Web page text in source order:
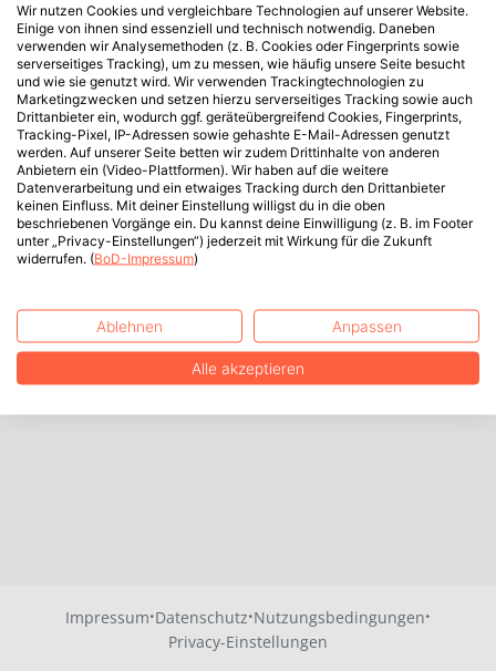
Impressum·Datenschutz·Nutzungsbedingungen·
Privacy-Einstellungen
Wir nutzen Cookies und vergleichbare Technologien auf unserer Website.
Einige von ihnen sind essenziell und technisch notwendig. Daneben
verwenden wir Analysemethoden (z. B. Cookies oder Fingerprints sowie
serverseitiges Tracking), um zu messen, wie häufig unsere Seite besucht
und wie sie genutzt wird. Wir verwenden Trackingtechnologien zu
Marketingzwecken und setzen hierzu serverseitiges Tracking sowie auch
Drittanbieter ein, wodurch ggf. geräteübergreifend Cookies, Fingerprints,
Tracking-Pixel, IP-Adressen sowie gehashte E-Mail-Adressen genutzt
werden. Auf unserer Seite betten wir zudem Drittinhalte von anderen
Anbietern ein (Video-Plattformen). Wir haben auf die weitere
Datenverarbeitung und ein etwaiges Tracking durch den Drittanbieter
keinen Einfluss. Mit deiner Einstellung willigst du in die oben
beschriebenen Vorgänge ein. Du kannst deine Einwilligung (z. B. im Footer
unter „Privacy-Einstellungen“) jederzeit mit Wirkung für die Zukunft
widerrufen. (BoD-Impressum)
Ablehnen Anpassen
Alle akzeptieren